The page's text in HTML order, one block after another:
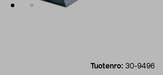
Tuotenro: 30-9496